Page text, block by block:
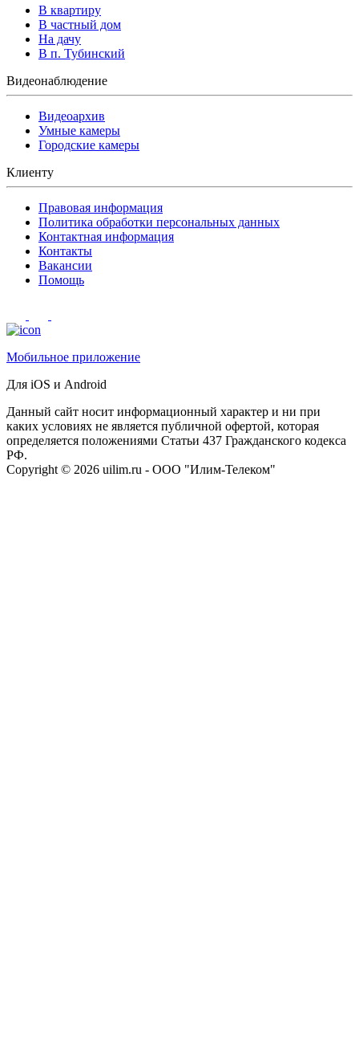
В квартиру
В частный дом
На дачу
В п. Тубинский
Видеонаблюдение
Видеоархив
Умные камеры
Городские камеры
Клиенту
Правовая информация
Политика обработки персональных данных
Контактная информация
Контакты
Вакансии
Помощь
Мобильное приложение
Для iOS и Android
Данный сайт носит информационный характер и ни при
каких условиях не является публичной офертой, которая
определяется положениями Статьи 437 Гражданского кодекса
РФ.
Сopyright © 2026 uilim.ru - ООО "Илим-Телеком"